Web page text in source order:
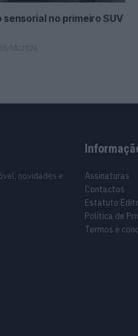
no primeiro SUV
novidades e
Assinaturas
Contactos
Estatuto
Política de
Termos e